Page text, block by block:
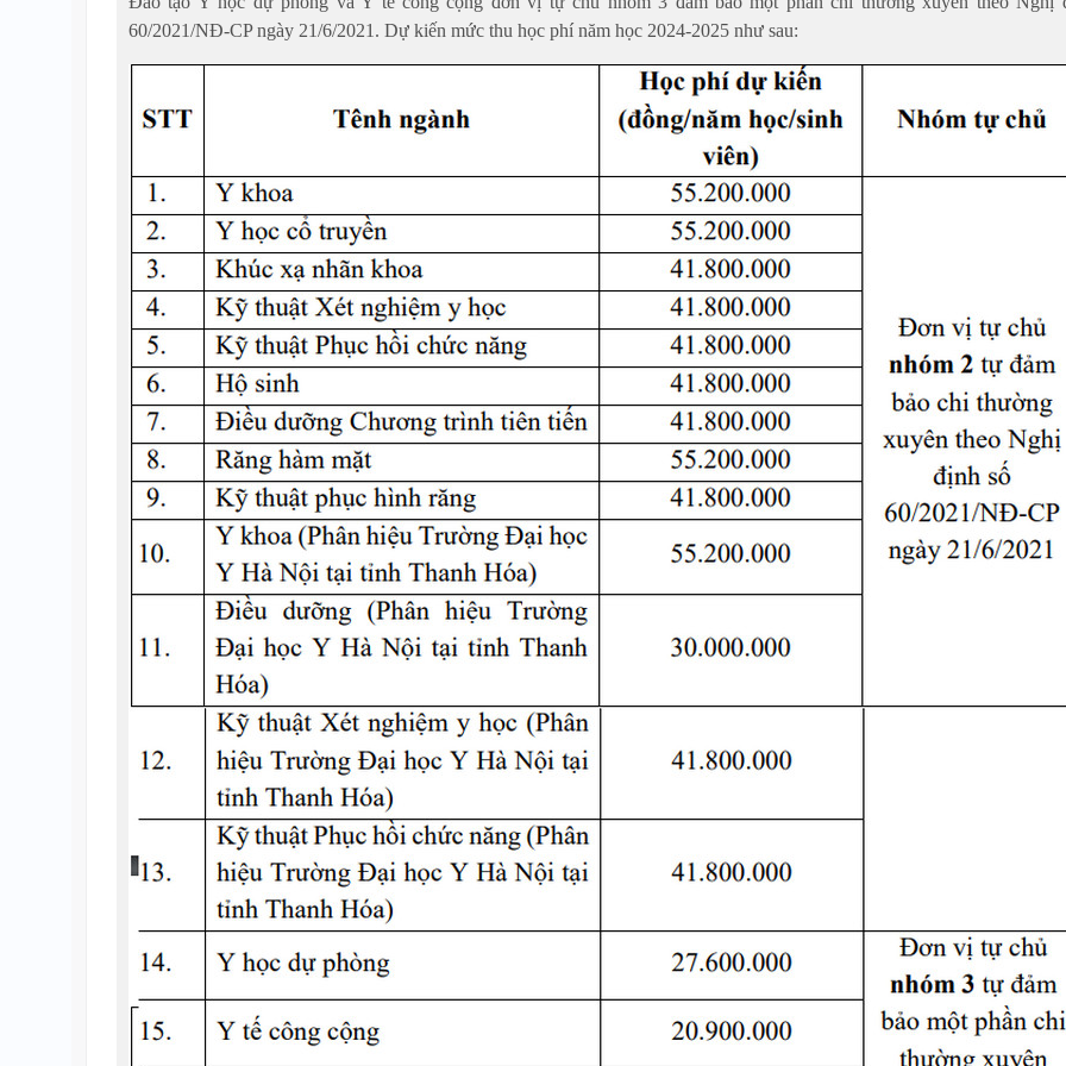
60/2021/NĐ-CP ngày 21/6/2021. Dự kiến mức thu học phí năm học 2024-2025 như sau: